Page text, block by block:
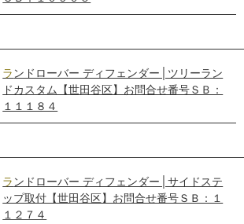
ランドローバー ディフェンダー│ツリーラン
ドカスタム【世田谷区】お問合せ番号ＳＢ：
１１１８４
ランドローバー ディフェンダー│サイドステ
ップ取付【世田谷区】お問合せ番号ＳＢ：１
１２７４